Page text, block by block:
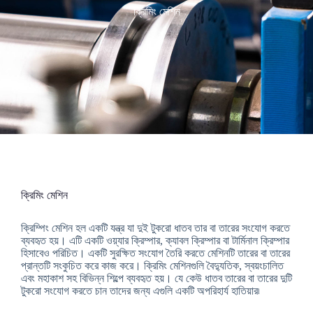
ক্রিমিং মেশিন
ক্রিমিং মেশিন
ক্রিম্পিং মেশিন হল একটি যন্ত্র যা দুই টুকরো ধাতব তার বা তারের সংযোগ করতে
ব্যবহৃত হয়। এটি একটি ওয়্যার ক্রিম্পার, ক্যাবল ক্রিম্পার বা টার্মিনাল ক্রিম্পার
হিসাবেও পরিচিত। একটি সুরক্ষিত সংযোগ তৈরি করতে মেশিনটি তারের বা তারের
প্রান্তটি সংকুচিত করে কাজ করে। ক্রিমিং মেশিনগুলি বৈদ্যুতিক, স্বয়ংচালিত
এবং মহাকাশ সহ বিভিন্ন শিল্পে ব্যবহৃত হয়। যে কেউ ধাতব তারের বা তারের দুটি
টুকরো সংযোগ করতে চান তাদের জন্য এগুলি একটি অপরিহার্য হাতিয়ার৷